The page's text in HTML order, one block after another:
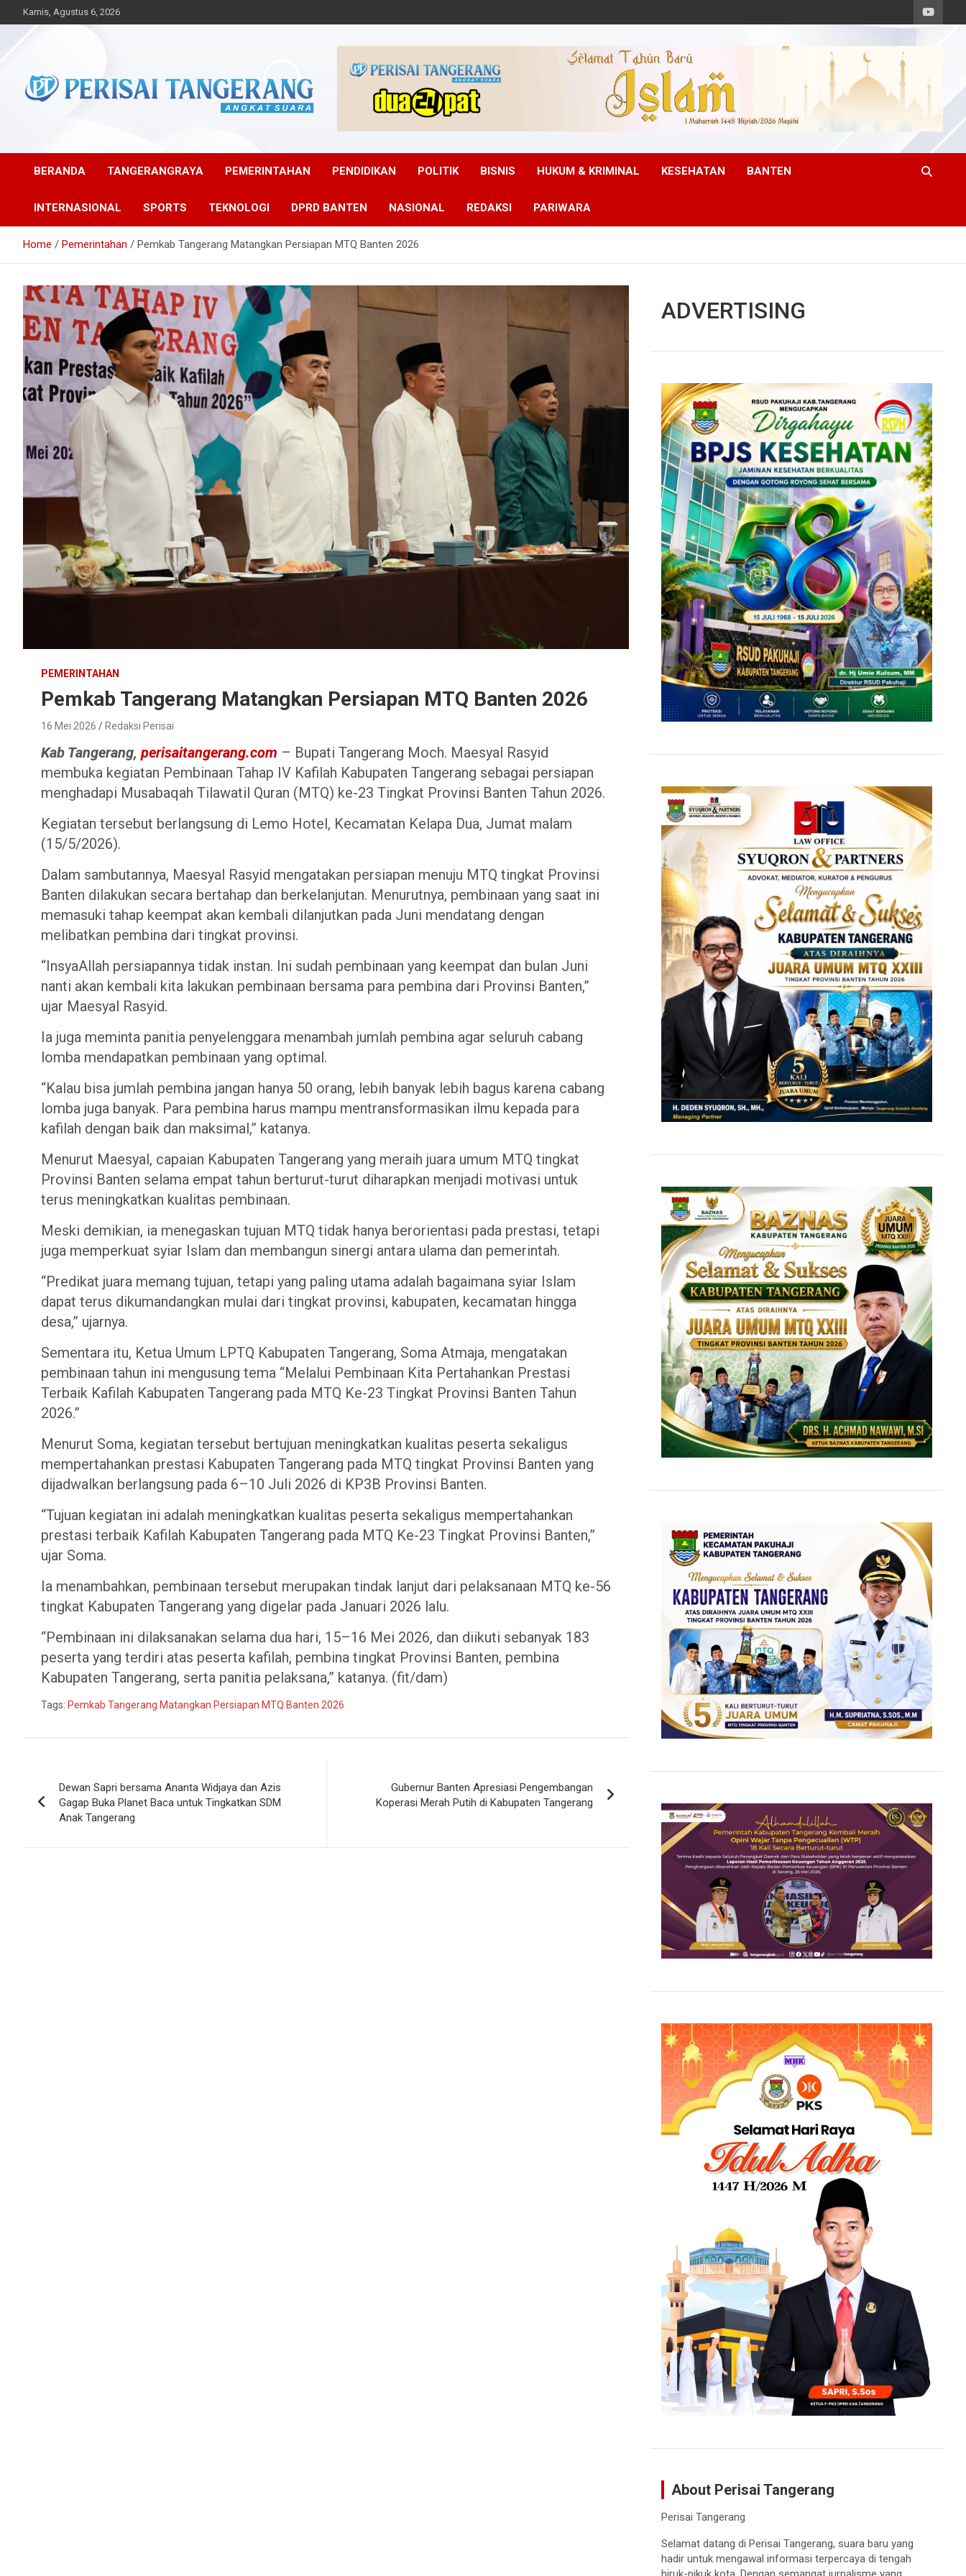
to
Kamis, Agustus 6, 2026
Angkat Suara
BERANDA TANGERANGRAYA PEMERINTAHAN PENDIDIKAN POLITIK BISNIS HUKUM & KRIMINAL KESEHATAN BANTEN
INTERNASIONAL SPORTS TEKNOLOGI DPRD BANTEN NASIONAL REDAKSI PARIWARA
Home Pemerintahan Pemkab Tangerang Matangkan Persiapan MTQ Banten 2026
PEMERINTAHAN
Pemkab Tangerang Matangkan Persiapan MTQ Banten 2026
16 Mei 2026 Redaksi Perisai
Kab Tangerang, perisaitangerang.com – Bupati Tangerang Moch. Maesyal Rasyid
membuka kegiatan Pembinaan Tahap IV Kafilah Kabupaten Tangerang sebagai persiapan
menghadapi Musabaqah Tilawatil Quran (MTQ) ke-23 Tingkat Provinsi Banten Tahun 2026.
Kegiatan tersebut berlangsung di Lemo Hotel, Kecamatan Kelapa Dua, Jumat malam
(15/5/2026).
Dalam sambutannya, Maesyal Rasyid mengatakan persiapan menuju MTQ tingkat Provinsi
Banten dilakukan secara bertahap dan berkelanjutan. Menurutnya, pembinaan yang saat ini
memasuki tahap keempat akan kembali dilanjutkan pada Juni mendatang dengan
melibatkan pembina dari tingkat provinsi.
“InsyaAllah persiapannya tidak instan. Ini sudah pembinaan yang keempat dan bulan Juni
nanti akan kembali kita lakukan pembinaan bersama para pembina dari Provinsi Banten,”
ujar Maesyal Rasyid.
Ia juga meminta panitia penyelenggara menambah jumlah pembina agar seluruh cabang
lomba mendapatkan pembinaan yang optimal.
“Kalau bisa jumlah pembina jangan hanya 50 orang, lebih banyak lebih bagus karena cabang
lomba juga banyak. Para pembina harus mampu mentransformasikan ilmu kepada para
kafilah dengan baik dan maksimal,” katanya.
Menurut Maesyal, capaian Kabupaten Tangerang yang meraih juara umum MTQ tingkat
Provinsi Banten selama empat tahun berturut-turut diharapkan menjadi motivasi untuk
terus meningkatkan kualitas pembinaan.
Meski demikian, ia menegaskan tujuan MTQ tidak hanya berorientasi pada prestasi, tetapi
juga memperkuat syiar Islam dan membangun sinergi antara ulama dan pemerintah.
“Predikat juara memang tujuan, tetapi yang paling utama adalah bagaimana syiar Islam
dapat terus dikumandangkan mulai dari tingkat provinsi, kabupaten, kecamatan hingga
desa,” ujarnya.
Sementara itu, Ketua Umum LPTQ Kabupaten Tangerang, Soma Atmaja, mengatakan
pembinaan tahun ini mengusung tema “Melalui Pembinaan Kita Pertahankan Prestasi
Terbaik Kafilah Kabupaten Tangerang pada MTQ Ke-23 Tingkat Provinsi Banten Tahun
2026.”
Menurut Soma, kegiatan tersebut bertujuan meningkatkan kualitas peserta sekaligus
mempertahankan prestasi Kabupaten Tangerang pada MTQ tingkat Provinsi Banten yang
dijadwalkan berlangsung pada 6–10 Juli 2026 di KP3B Provinsi Banten.
“Tujuan kegiatan ini adalah meningkatkan kualitas peserta sekaligus mempertahankan
prestasi terbaik Kafilah Kabupaten Tangerang pada MTQ Ke-23 Tingkat Provinsi Banten,”
ujar Soma.
Ia menambahkan, pembinaan tersebut merupakan tindak lanjut dari pelaksanaan MTQ ke-56
tingkat Kabupaten Tangerang yang digelar pada Januari 2026 lalu.
“Pembinaan ini dilaksanakan selama dua hari, 15–16 Mei 2026, dan diikuti sebanyak 183
peserta yang terdiri atas peserta kafilah, pembina tingkat Provinsi Banten, pembina
Kabupaten Tangerang, serta panitia pelaksana,” katanya. (fit/dam)
Tags: Pemkab Tangerang Matangkan Persiapan MTQ Banten 2026
pos
Dewan Sapri bersama Ananta Widjaya dan Azis
Gagap Buka Planet Baca untuk Tingkatkan SDM
Anak Tangerang
Gubernur Banten Apresiasi Pengembangan
Koperasi Merah Putih di Kabupaten Tangerang
ADVERTISING
About Perisai Tangerang
Perisai Tangerang
Selamat datang di Perisai Tangerang, suara baru yang
hadir untuk mengawal informasi terpercaya di tengah